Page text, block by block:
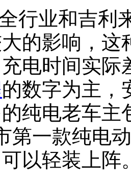
行业和吉利
的影响，这
电时间实际
的数字为主，
纯电老车主
第一款纯电
以轻装上阵